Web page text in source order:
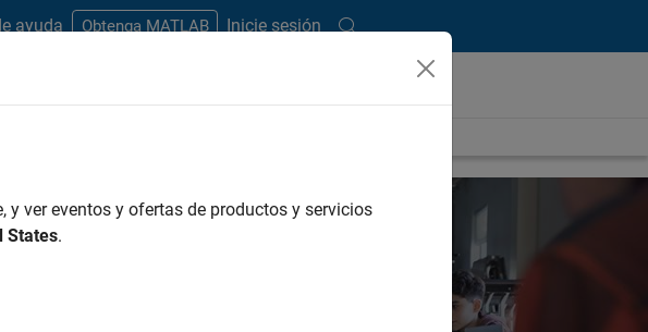
ayuda Obtenga MATLAB Inicie sesión
ver eventos y ofertas de productos y servicios
States.